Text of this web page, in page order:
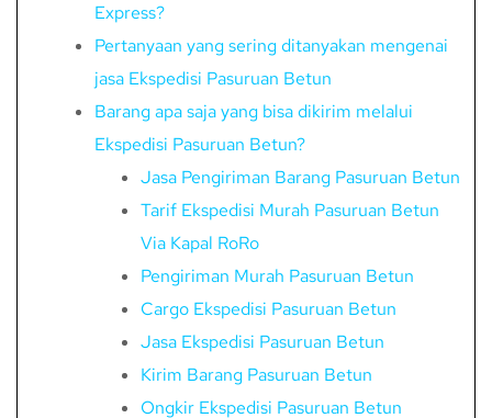
Express?
Pertanyaan yang sering ditanyakan mengenai
jasa Ekspedisi Pasuruan Betun
Barang apa saja yang bisa dikirim melalui
Ekspedisi Pasuruan Betun?
Jasa Pengiriman Barang Pasuruan Betun
Tarif Ekspedisi Murah Pasuruan Betun
Via Kapal RoRo
Pengiriman Murah Pasuruan Betun
Cargo Ekspedisi Pasuruan Betun
Jasa Ekspedisi Pasuruan Betun
Kirim Barang Pasuruan Betun
Ongkir Ekspedisi Pasuruan Betun